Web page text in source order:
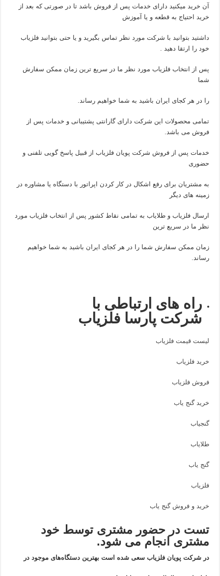
آن خرید میکنید دارای خدمات پس از فروش باشد تا در صورتی که بعد از
خرید احتیاج به قطعه و یا آموزش
داشتید بتوانید با شرکت مورد نظر تماس بگیرید و یا حتی بتوانید فلزیاب
خود را ارتقا دهید .
پس از انتخاب فلزیاب مورد نظر ما در سریع ترین زمان ممکن سفارش
شما
را در هر کجای ایران باشید به شما خواهیم رساند.
تمامی محصولات این شرکت دارای گارانتی پشتیبانی و خدمات پس از
فروش می باشد.
خدمات پس از فروش شرکت پویان فلزیاب از قبیل پاسخ گویی تلفنی و
حضوری
به مشتریان برای رفع اشکال در کار کردن اپراتور با دستگاه یا مشاوره در
زمینه های دیگر
ارسال فلزیاب و طلایاب به تمامی نقاط کشور پس از انتخاب فلزیاب مورد
نظر ما در سریع ترین
زمان ممکن سفارش شما را در هر کجای ایران باشید به شما خواهیم
رساند.
راه های ارتباطی با
شرکت پارسا فلزیاب
لیست قیمت فلزیاب
خرید فلزیاب
فروش فلزیاب
خرید گنج یاب
گنجیاب
طلایاب
گنج یاب
فلزیاب
خرید و فروش گنج یاب
تست در حضور مشتری توسط خود
مشتری انجام می شود.
در شرکت پویان فلزیاب سعی شده است بهترین دستگاه‌های موجود در